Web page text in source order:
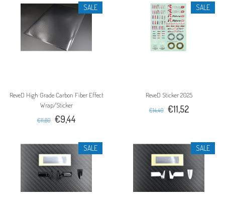
SALE
ReveD High Grade Carbon Fiber Effect
Wrap/Sticker
€11,80 €9,44
SALE
ReveD Sticker 2025
€14,40 €11,52
SALE SALE